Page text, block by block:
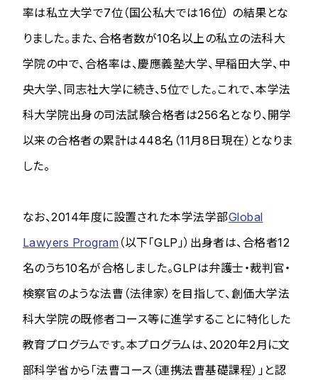
率は私立大学で7位（国公私大では16位） の結果とな
りました。また、合格者数が10名以上の私立の法科大
学院の中で、合格率は、慶應義塾大学、早稲田大学、中
央大学、同志社大学に続き、5位でした。これで、本学法
科大学院出身の司法試験合格者は256名となり、開学
以来の合格者の累計は448名（11月8日現在）となりま
した。
なお、2014年度に設置された本学法学部Global
Lawyers Program （以下「GLP」）出身者は、合格者12
名のうち10名が合格しました。GLPは弁護士・裁判官・
検察官のような法曹（法律家）を目指して、創価大学法
科大学院の既修者コース等に進学することに特化した
教育プログラムです。本プログラムは、2020年2月に文
部科学省から「法曹コース（連携法曹基礎課程）」と認